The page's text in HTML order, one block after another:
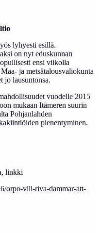
lyhyesti esillä.
on nyt eduskunnan
ensi viikolla
ja metsätalousvaliokunta
jo lausuntonsa.
vuodelle 2015
mukaan Itämeren suurin
Pohjanlahden
pienentyminen.
linkki
orpo-vill-riva-dammar-att-